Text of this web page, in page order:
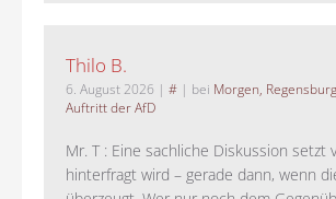
Thilo B.
6. August 2026 | # | bei Morgen,
Auftritt der AfD
Mr. T : Eine sachliche Diskussion
hinterfragt wird – gerade dann, wenn